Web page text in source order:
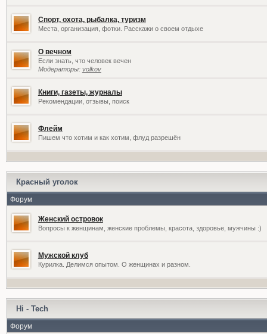
Спорт, охота, рыбалка, туризм
Места, организация, фотки. Расскажи о своем отдыхе
О вечном
Если знать, что человек вечен
Модераторы: volkov
Книги, газеты, журналы
Рекомендации, отзывы, поиск
Флейм
Пишем что хотим и как хотим, флуд разрешён
Красный уголок
Форум
Женский островок
Вопросы к женщинам, женские проблемы, красота, здоровье, мужчины :)
Мужской клуб
Курилка. Делимся опытом. О женщинах и разном.
Hi - Tech
Форум